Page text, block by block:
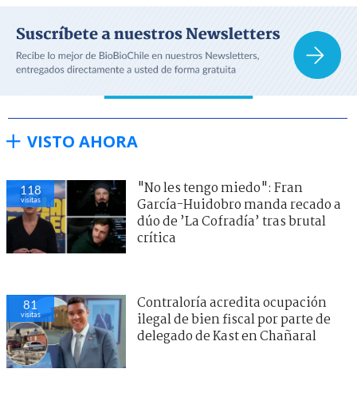
VISTO AHORA
118
visitas
"No les tengo miedo": Fran
García-Huidobro manda recado a
dúo de ’La Cofradía’ tras brutal
crítica
81
visitas
Contraloría acredita ocupación
ilegal de bien fiscal por parte de
delegado de Kast en Chañaral